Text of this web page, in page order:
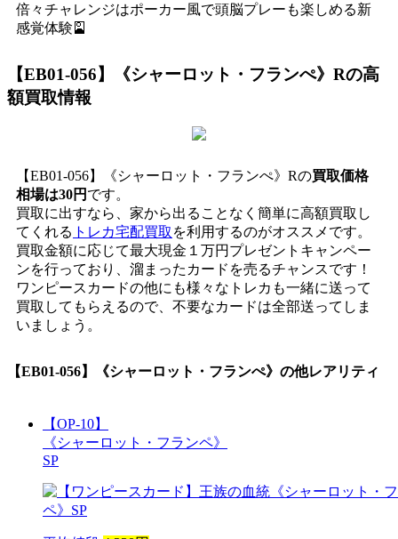
倍々チャレンジはポーカー風で頭脳プレーも楽しめる新
感覚体験🎴
【EB01-056】《シャーロット・フランぺ》Rの高
額買取情報
【EB01-056】《シャーロット・フランぺ》Rの買取価格
相場は30円 です。
買取に出すなら、家から出ることなく簡単に高額買取し
てくれる トレカ宅配買取 を利用するのがオススメです。
買取金額に応じて最大現金１万円プレゼントキャンペー
ンを行っており、溜まったカードを売るチャンスです！
ワンピースカードの他にも様々なトレカも一緒に送って
買取してもらえるので、不要なカードは全部送ってしま
いましょう。
【EB01-056】《シャーロット・フランぺ》 の他レアリティ
【OP-10】
《シャーロット・フランペ》
SP